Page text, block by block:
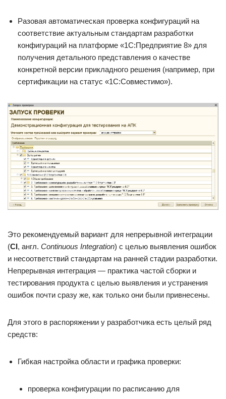
Разовая автоматическая проверка конфигураций на
соответствие актуальным стандартам разработки
конфигураций на платформе «1С:Предприятие 8» для
получения детального представления о качестве
конкретной версии прикладного решения (например, при
сертификации на статус «1С:Совместимо»).
Это рекомендуемый вариант для непрерывной интеграции
(CI, англ. Continuous Integration) с целью выявления ошибок
и несоответствий стандартам на ранней стадии разработки.
Непрерывная интеграция — практика частой сборки и
тестирования продукта с целью выявления и устранения
ошибок почти сразу же, как только они были привнесены.
Для этого в распоряжении у разработчика есть целый ряд
средств:
Гибкая настройка области и графика проверки:
проверка конфигурации по расписанию для